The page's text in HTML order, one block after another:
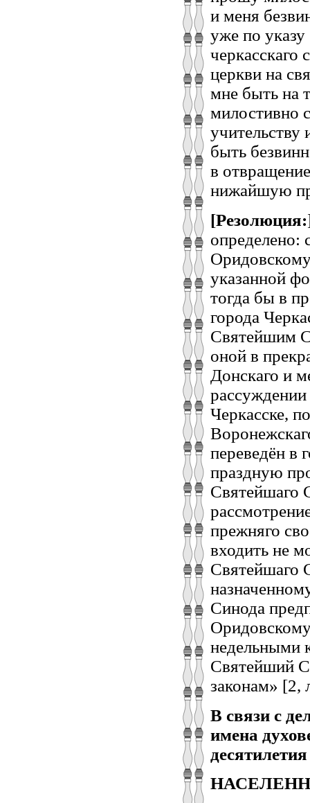
и меня
уже по
черкасскаго
церкви на
мне быть на
милостивно
быть
в
нижайшую
определено:
указанной
тогда бы в
города
Святейшим
оной в
Донскаго и
Черкасске,
переведён в
праздную
Святейшаго
прежняго
входить не
Святейшаго
Синода
недельными
Святейший
законам» [2,
В связи с
имена